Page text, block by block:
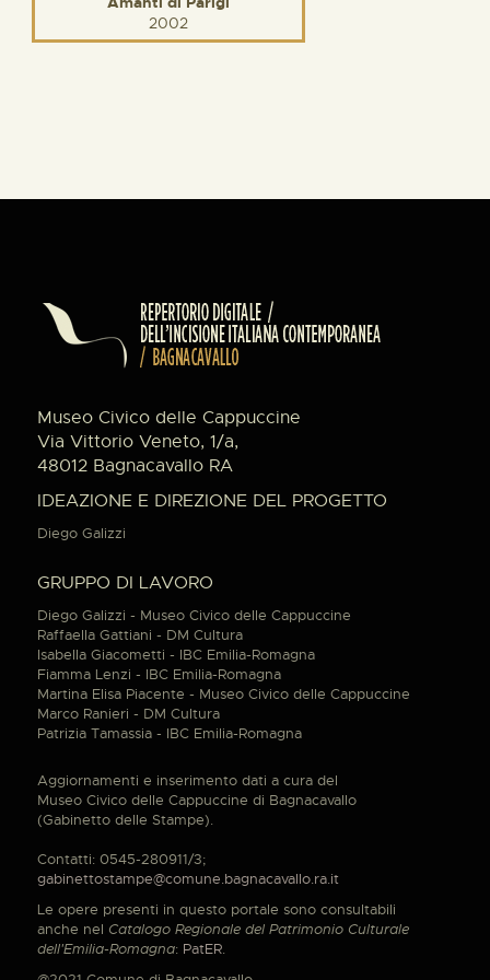
2002
Museo Civico delle Cappuccine
Via Vittorio Veneto, 1/a,
48012 Bagnacavallo RA
IDEAZIONE E DIREZIONE DEL PROGETTO
Diego Galizzi
GRUPPO DI LAVORO
Diego Galizzi - Museo Civico delle Cappuccine
Raffaella Gattiani - DM Cultura
Isabella Giacometti - IBC Emilia-Romagna
Fiamma Lenzi - IBC Emilia-Romagna
Martina Elisa Piacente - Museo Civico delle Cappuccine
Marco Ranieri - DM Cultura
Patrizia Tamassia - IBC Emilia-Romagna
Aggiornamenti e inserimento dati a cura del
Museo Civico delle Cappuccine di Bagnacavallo
(Gabinetto delle Stampe).
Contatti: 0545-280911/3;
gabinettostampe@comune.bagnacavallo.ra.it
Le opere presenti in questo portale sono consultabili
anche nel Catalogo Regionale del Patrimonio Culturale
dell'Emilia-Romagna: PatER.